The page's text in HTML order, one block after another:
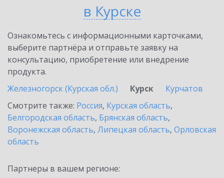
в Курске
Ознакомьтесь с информационными карточками,
выберите партнёра и отправьте заявку на
консультацию, приобретение или внедрение
продукта.
Железногорск (Курская обл.)
Курск
Курчатов
Смотрите также: Россия, Курская область,
Белгородская область, Брянская область,
Воронежская область, Липецкая область, Орловская
область
Партнеры в вашем регионе: